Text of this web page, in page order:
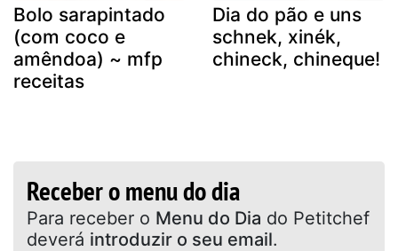
Bolo sarapintado
(com coco e
amêndoa) ~ mfp
receitas
Dia do pão e uns
schnek, xinék,
chineck, chineque!
Receber o menu do dia
Para receber o Menu do Dia do Petitchef
deverá introduzir o seu email.